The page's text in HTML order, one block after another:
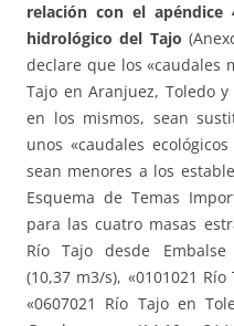
relación con el
hidrológico del Tajo
declare que los «caudales
Tajo en Aranjuez, Toledo
en los mismos, sean
unos «caudales
sean menores a los
Esquema de Temas
para las cuatro masas
Río Tajo desde
(10,37 m3/s), «0101021
«0607021 Río Tajo en